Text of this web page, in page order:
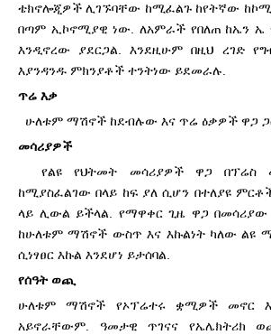
ቴክኖሎጂዎች ሊገኙባቸው ከሚፈልጉ ከየትኛው
በጣም ኢኮኖሚያዊ ነው. ለአምራች የበለጠ ከኤን ኤ
እንዲኖረው ያደርጋል. እንደዚሁም በዚህ ረገድ
እያንዳንዱ ምክንያቶች ተንትነው ይደመራሉ.
ጥሬ እቃ
ሁለቱም ማሽኖች ከደብሉው እና ጥሬ ዕቃዎች ዋጋ
መሳሪያዎች
የልዩ የህትመት መሳሪያዎች ዋጋ በፕሬስ
ከሚያስፈልገው በላይ ከፍ ያለ ሲሆን በተለያዩ
ላይ ሊውል ይችላል. የማዋቀር ጊዜ ዋጋ
ከሁለቱም ማሽኖች ውስጥ እና እኩልነት ካለው ልዩ
ሲነፃፀር እኩል እንደሆነ ይታሰባል.
የሰዓት ወጪ
ሁለቱም ማሽኖች የኦፕሬተሩ ቋሚዎች መኖር
አይኖራቸውም. ዓመታዊ ጥገናና የኤሌክትሪክ